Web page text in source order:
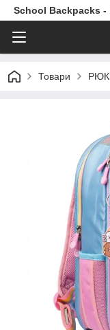
School Backpacks -
Товари